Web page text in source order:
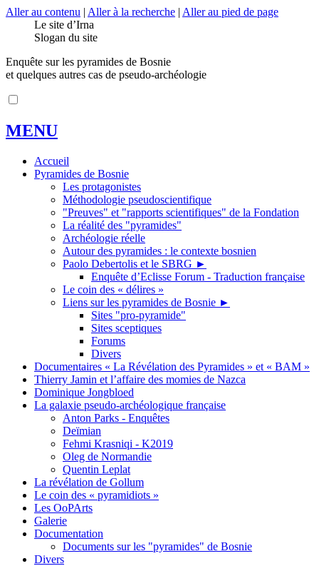
Aller au contenu | Aller à la recherche | Aller au pied de page
Le site d’Irna
Slogan du site
Enquête sur les pyramides de Bosnie
et quelques autres cas de pseudo-archéologie
MENU
Accueil
Pyramides de Bosnie
Les protagonistes
Méthodologie pseudoscientifique
"Preuves" et "rapports scientifiques" de la Fondation
La réalité des "pyramides"
Archéologie réelle
Autour des pyramides : le contexte bosnien
Paolo Debertolis et le SBRG ►
Enquête d’Eclisse Forum - Traduction française
Le coin des « délires »
Liens sur les pyramides de Bosnie ►
Sites "pro-pyramide"
Sites sceptiques
Forums
Divers
Documentaires « La Révélation des Pyramides » et « BAM »
Thierry Jamin et l’affaire des momies de Nazca
Dominique Jongbloed
La galaxie pseudo-archéologique française
Anton Parks - Enquêtes
Deïmian
Fehmi Krasniqi - K2019
Oleg de Normandie
Quentin Leplat
La révélation de Gollum
Le coin des « pyramidiots »
Les OoPArts
Galerie
Documentation
Documents sur les "pyramides" de Bosnie
Divers